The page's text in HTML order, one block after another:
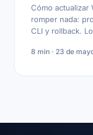
Cómo actualizar
romper nada:
CLI y rollback.
8 min · 23 de